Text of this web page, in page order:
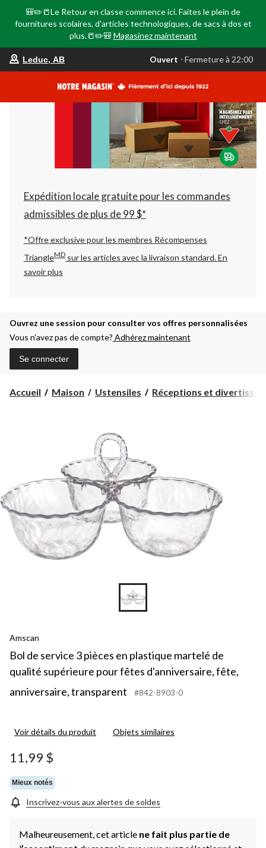
🎒✏️📒Le Retour en classe commence ici. Faites le plein de
fournitures scolaires, d'articles technologiques, de sacs à dos et
plus.📒✏️🎒 Magasinez maintenant
votre
est
AB,
Ouvert,
Fermeture
à
22:00
changer
Leduc, AB Ouvert ⋅ Fermeture à 22:00
Expédition locale gratuite pour les commandes
admissibles de plus de 99 $*
*Offre exclusive pour les membres Récompenses
TriangleMD sur les articles avec la livraison standard.En
savoir plus
Ouvrez une session pour consulter vos offres personnalisées
Vous n’avez pas de compte? Adhérez maintenant
Se connecter
Accueil Maison Ustensiles Réceptions et
Amscan
Bol de service 3 pièces en plastique martelé de
qualité supérieure pour fêtes d'anniversaire, fête,
anniversaire, transparent
#842-8903-0
Voir détails du produit Objets similaires
11,99 $
Mieux notés
Inscrivez-vous aux alertes de soldes
Malheureusement, cet article ne fait plus partie de